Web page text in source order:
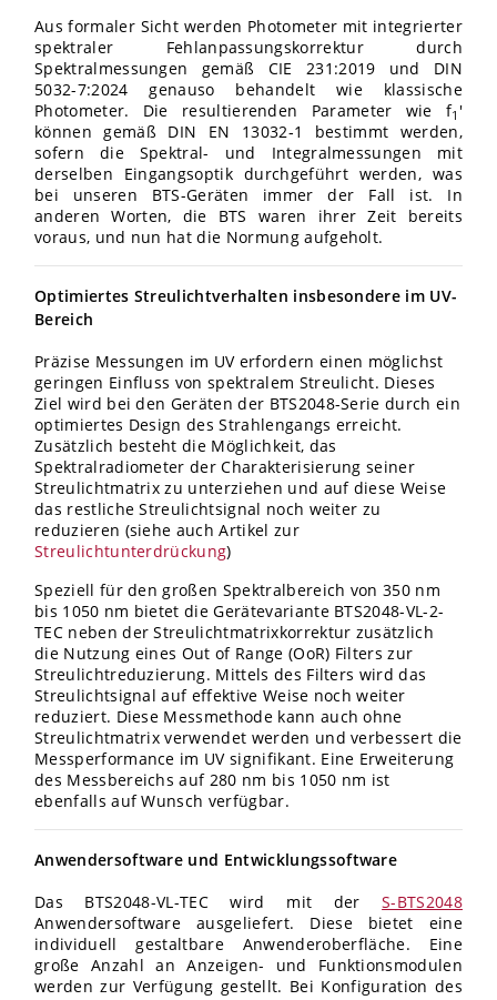
Aus formaler Sicht werden Photometer mit integrierter
spektraler Fehlanpassungskorrektur durch
Spektralmessungen gemäß CIE 231:2019 und DIN
5032-7:2024 genauso behandelt wie klassische
Photometer. Die resultierenden Parameter wie f1 '
können gemäß DIN EN 13032‑1 bestimmt werden,
sofern die Spektral- und Integralmessungen mit
derselben Eingangsoptik durchgeführt werden, was
bei unseren BTS-Geräten immer der Fall ist. In
anderen Worten, die BTS waren ihrer Zeit bereits
voraus, und nun hat die Normung aufgeholt.
Optimiertes Streulichtverhalten insbesondere im UV-
Bereich
Präzise Messungen im UV erfordern einen möglichst
geringen Einfluss von spektralem Streulicht. Dieses
Ziel wird bei den Geräten der BTS2048-Serie durch ein
optimiertes Design des Strahlengangs erreicht.
Zusätzlich besteht die Möglichkeit, das
Spektralradiometer der Charakterisierung seiner
Streulichtmatrix zu unterziehen und auf diese Weise
das restliche Streulichtsignal noch weiter zu
reduzieren (siehe auch Artikel zur
Streulichtunterdrückung)
Speziell für den großen Spektralbereich von 350 nm
bis 1050 nm bietet die Gerätevariante BTS2048-VL-2-
TEC neben der Streulichtmatrixkorrektur zusätzlich
die Nutzung eines Out of Range (OoR) Filters zur
Streulichtreduzierung. Mittels des Filters wird das
Streulichtsignal auf effektive Weise noch weiter
reduziert. Diese Messmethode kann auch ohne
Streulichtmatrix verwendet werden und verbessert die
Messperformance im UV signifikant. Eine Erweiterung
des Messbereichs auf 280 nm bis 1050 nm ist
ebenfalls auf Wunsch verfügbar.
Anwendersoftware und Entwicklungssoftware
Das BTS2048-VL-TEC wird mit derS-BTS2048
Anwendersoftware ausgeliefert. Diese bietet eine
individuell gestaltbare Anwenderoberfläche. Eine
große Anzahl an Anzeigen- und Funktionsmodulen
werden zur Verfügung gestellt. Bei Konfiguration des